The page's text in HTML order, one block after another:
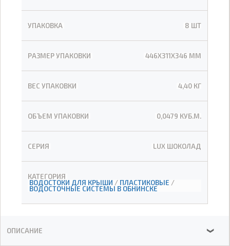
УПАКОВКА 8 ШТ
РАЗМЕР УПАКОВКИ 446Х311Х346 ММ
ВЕС УПАКОВКИ 4,40 КГ
ОБЪЕМ УПАКОВКИ 0,0479 КУБ.М.
СЕРИЯ LUX ШОКОЛАД
КАТЕГОРИЯ
ВОДОСТОКИ ДЛЯ КРЫШИ / ПЛАСТИКОВЫЕ /
ВОДОСТОЧНЫЕ СИСТЕМЫ В ОБНИНСКЕ
ОПИСАНИЕ ❯